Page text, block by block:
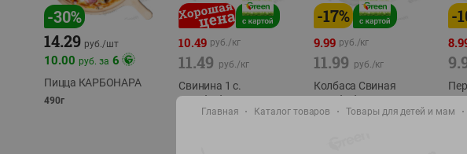
-30%
14.29 руб./шт
10.00 руб. за 6
Пицца КАРБОНАРА
490г
10.49 руб./кг
11.49 руб./кг
Свинина 1 с.
полуфабрикат,
охлажденный 1 кг
-17%
9.99 руб./кг
11.99 руб./кг
Колбаса Свиная
полуфабрикат,
охлажд
-
Главная Каталог товаров Товары для детей и мам